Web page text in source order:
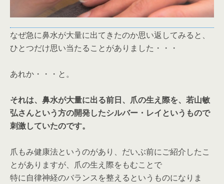
なぜ急に鼻水が大量に出てきたのか思い返してみると、
ひとつだけ思い当たることがありました・・・
あれか・・・と。
それは、鼻水が大量に出る前日、爪の生え際を、若山敏
弘さんという方の開発したシルバー・レイというもので
刺激していたのです。
爪もみ健康法というのがあり、だいぶ前にご紹介したこ
とがありますが、爪の生え際をもむことで
特に自律神経のバランスを整えるというものになりま